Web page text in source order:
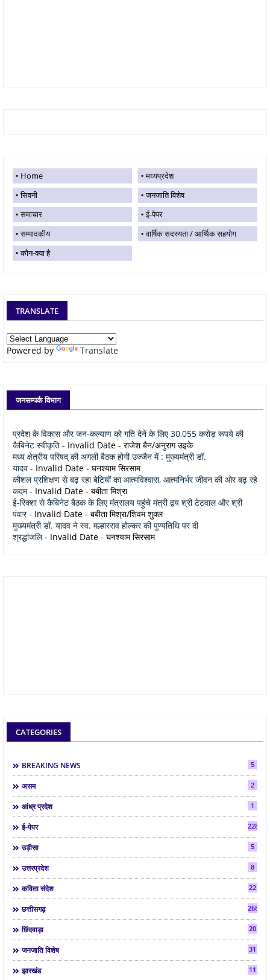
Home
मध्यप्रदेश
सिवनी
जनजाति विशेष
समाचार
ई-पेपर
सम्पादकीय
वार्षिक सदस्यता / आर्थिक सहयोग
कौन-क्या है
TRANSLATE
Powered by Translate
जनसम्पर्क विभाग
प्रदेश के विकास और जन-कल्याण को गति देने के लिए 30,055 करोड़ रूपये की
कैबिनेट स्वीकृति - Invalid Date - राजेश बैन/अनुराग उइके
मध्य क्षेत्रीय परिषद् की अगली बैठक होगी उज्जैन में : मुख्यमंत्री डॉ.
यादव - Invalid Date - घनश्याम सिरसाम
कौशल प्रशिक्षण से बढ़ रहा बेटियों का आत्मविश्वास, आत्मनिर्भर जीवन की ओर बढ़ रहे
कदम- Invalid Date - बबीता मिश्रा
ई-रिक्शा से कैबिनेट बैठक के लिए मंत्रालय पहुंचे मंत्री द्वय श्री टेटवाल और श्री
पंवार- Invalid Date - बबीता मिश्रा/शिवम शुक्ल
मुख्यमंत्री डॉ. यादव ने स्व. मल्हारराव होल्कर की पुण्यतिथि पर दी
श्रद्धांजलि- Invalid Date - घनश्याम सिरसाम
CATEGORIES
BREAKING NEWS 5
असम 2
आंध्र प्रदेश 1
ई-पेपर 2286
उड़ीसा 5
उत्तरप्रदेश 8
कविता संदेश 22
छत्तीसगढ़ 268
छिंदवाड़ा 20
जनजाति विशेष 31
झारखंड 11